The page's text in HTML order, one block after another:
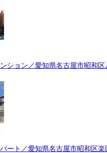
ション／愛知県名古屋市昭和区
ート／愛知県名古屋市昭和区楽